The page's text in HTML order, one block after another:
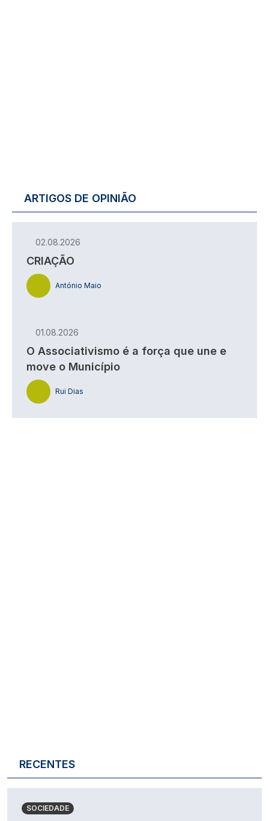
ARTIGOS DE OPINIÃO
02.08.2026
CRIAÇÃO
António Maio
01.08.2026
O Associativismo é a força que une e
move o Município
Rui Dias
RECENTES
SOCIEDADE